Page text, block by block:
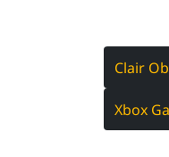
Clair
Xbox